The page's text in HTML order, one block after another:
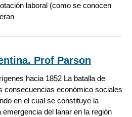
laboral (como se conocen
Prof Parson
hacia 1852 La batalla de
consecuencias económico sociales
en el cual se constituye la
del lanar en la región